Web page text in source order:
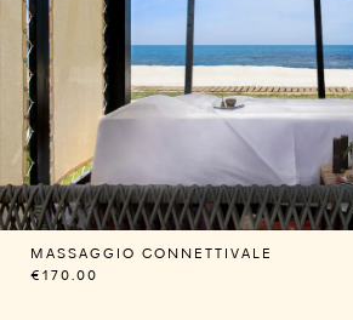
MASSAGGIO CONNETTIVALE
€170.00